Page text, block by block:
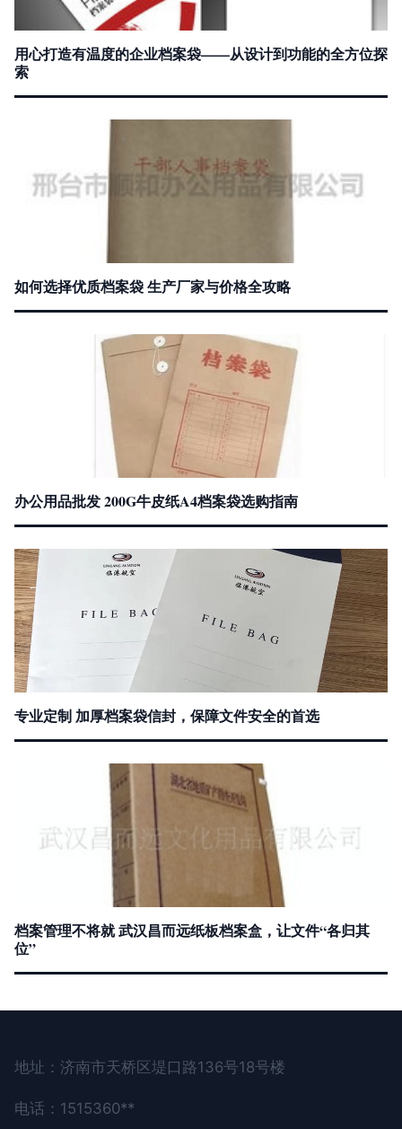
用心打造有温度的企业档案袋——从设计到功能的全方位探
索
如何选择优质档案袋 生产厂家与价格全攻略
办公用品批发 200G牛皮纸A4档案袋选购指南
专业定制 加厚档案袋信封，保障文件安全的首选
档案管理不将就 武汉昌而远纸板档案盒，让文件“各归其
位”
地址：济南市天桥区堤口路136号18号楼
电话：1515360**